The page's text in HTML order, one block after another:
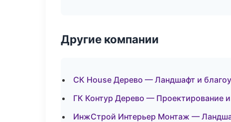
Другие компании
СК House Дерево — Ландшафт и
ГК Контур Дерево — Проектирование
ИнжСтрой Интерьер Монтаж —